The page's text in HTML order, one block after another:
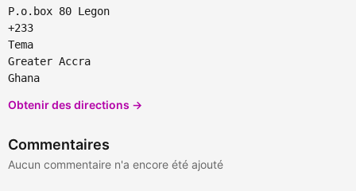
P.o.box 80 Legon
+233
Tema
Greater Accra
Ghana
Obtenir des directions →
Commentaires
Aucun commentaire n'a encore été ajouté